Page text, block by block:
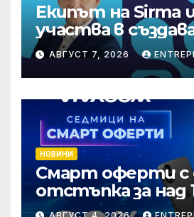
Екипът на Sirma
участва в
стандарти за
изкуствен
АВГУСТ 7, 2026
НОВИНИ
Смарт оферти с
отстъпка за над
устройства от